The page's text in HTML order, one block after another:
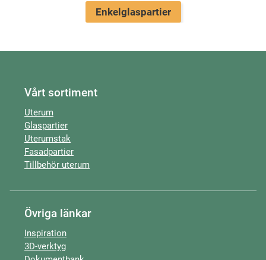
Enkelglaspartier
Vårt sortiment
Uterum
Glaspartier
Uterumstak
Fasadpartier
Tillbehör uterum
Övriga länkar
Inspiration
3D-verktyg